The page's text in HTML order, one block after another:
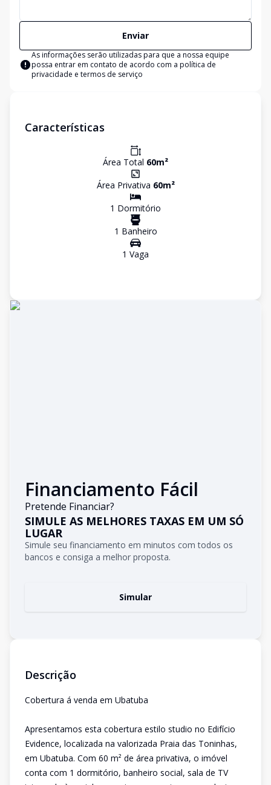
Enviar
As informações serão utilizadas para que a nossa equipe
possa entrar em contato de acordo com a política de
privacidade e termos de serviço
Características
Área Total 60m²
Área Privativa 60m²
1 Dormitório
1 Banheiro
1 Vaga
Financiamento Fácil
Pretende Financiar?
SIMULE AS MELHORES TAXAS EM UM SÓ
LUGAR
Simule seu financiamento em minutos com todos os
bancos e consiga a melhor proposta.
Simular
Descrição
Cobertura á venda em Ubatuba
Apresentamos esta cobertura estilo studio no Edifício
Evidence, localizada na valorizada Praia das Toninhas,
em Ubatuba. Com 60 m² de área privativa, o imóvel
conta com 1 dormitório, banheiro social, sala de TV